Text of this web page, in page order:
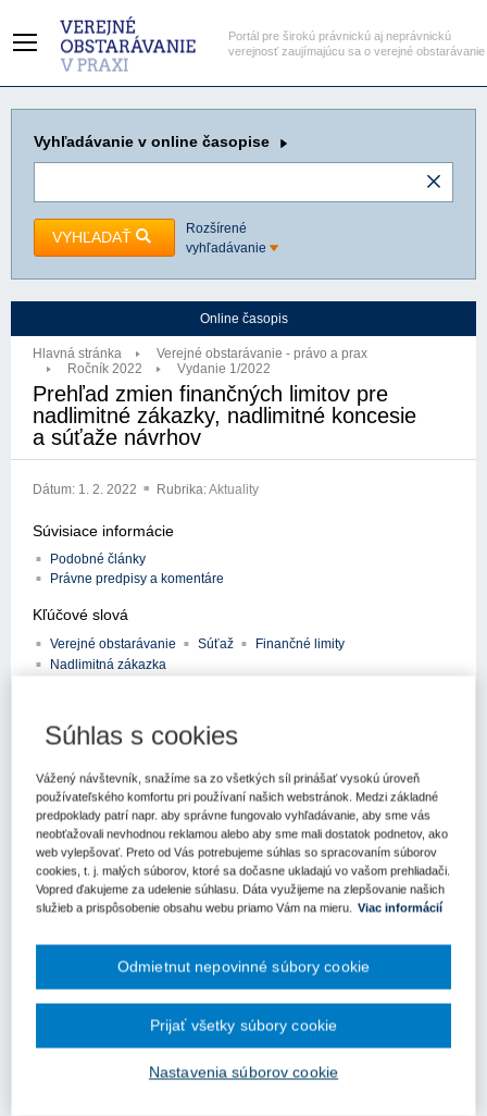
Portál pre širokú právnickú aj neprávnickú
verejnosť zaujímajúcu sa o verejné obstarávanie
Vyhľadávanie v online časopise
VYHĽADAŤ
Rozšírené
vyhľadávanie
Online časopis
Hlavná stránka
Verejné obstarávanie - právo a prax
Ročník 2022
Vydanie 1/2022
Prehľad zmien finančných limitov pre
nadlimitné zákazky, nadlimitné koncesie
a súťaže návrhov
Dátum: 1. 2. 2022 Rubrika:Aktuality
Súvisiace informácie
Podobné články
Právne predpisy a komentáre
Kľúčové slová
Verejné obstarávanie Súťaž
Finančné limity
Nadlimitná zákazka
limitov vo verejnom obstarávaní pre nadlimitné zákazky,
nadlimitné koncesie a povinné súťaže návrhov zadávané tak
verejnými obstarávateľmi, ako aj obstarávateľmi. Nové
prahové hodnoty pre nadlimitné zákazky, nadlimitné koncesie
a povinné súťaže návrhov platia od 1. januára 2022.
Vychádzajú z nových nariadení Komisie a z príslušnej
vyhlášky Úradu pre verejné obstarávanie. Týkajú sa tak
a bezpečnosti.
Dňa 11. novembra 2021 boli v Úradnom vestníku Európskej únie
(EÚ) zverejnené:
delegované nariadenie Komisie (EÚ) 2021/1951 z 10. novembra
2014/23/EÚ, pokiaľ ide o finančný limit v prípade koncesií,
Súhlas s cookies
Vážený návštevník, snažíme sa zo všetkých síl prinášať vysokú úroveň
používateľského komfortu pri používaní našich webstránok. Medzi základné
predpoklady patrí napr. aby správne fungovalo vyhľadávanie, aby sme vás
neobťažovali nevhodnou reklamou alebo aby sme mali dostatok podnetov, ako
web vylepšovať. Preto od Vás potrebujeme súhlas so spracovaním súborov
cookies, t. j. malých súborov, ktoré sa dočasne ukladajú vo vašom prehliadači.
Vopred ďakujeme za udelenie súhlasu. Dáta využijeme na zlepšovanie našich
služieb a prispôsobenie obsahu webu priamo Vám na mieru. Viac informácií
Nastavenia súborov cookie
Odmietnut nepovinné súbory cookie
Prijať všetky súbory cookie